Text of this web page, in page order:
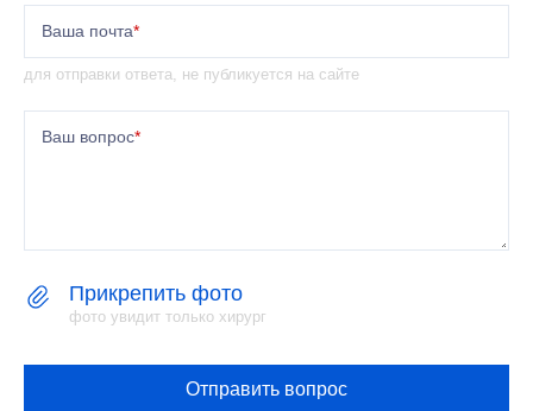
Ваша почта*
для отправки ответа, не публикуется на сайте
Ваш вопрос*
Прикрепить фото
фото увидит только хирург
Отправить вопрос